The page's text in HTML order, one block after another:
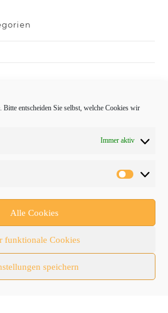
Bitte entscheiden Sie selbst, welche Cookies wir
Immer aktiv
Alle Cookies
funktionale Cookies
speichern
& TiefbauLIVE